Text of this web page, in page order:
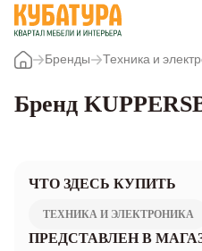
Бренды
Техника и
Бренд
ЧТО ЗДЕСЬ КУПИТЬ
ТЕХНИКА И ЭЛЕКТРОНИКА
ПРЕДСТАВЛЕН В